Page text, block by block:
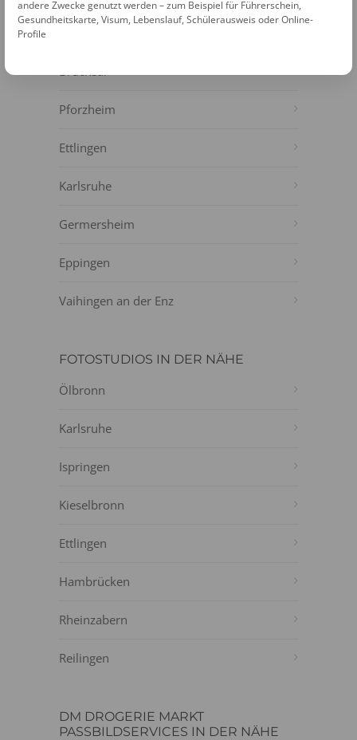
Bruchsal
Pforzheim
Ettlingen
Karlsruhe
Germersheim
Eppingen
Vaihingen an der Enz
FOTOSTUDIOS IN DER NÄHE
Ölbronn
Karlsruhe
Ispringen
Kieselbronn
Ettlingen
Hambrücken
Rheinzabern
Reilingen
DM DROGERIE MARKT
PASSBILDSERVICES IN DER NÄHE
andere Zwecke genutzt werden – zum Beispiel für Führerschein,
Gesundheitskarte, Visum, Lebenslauf, Schülerausweis oder Online-
Profile